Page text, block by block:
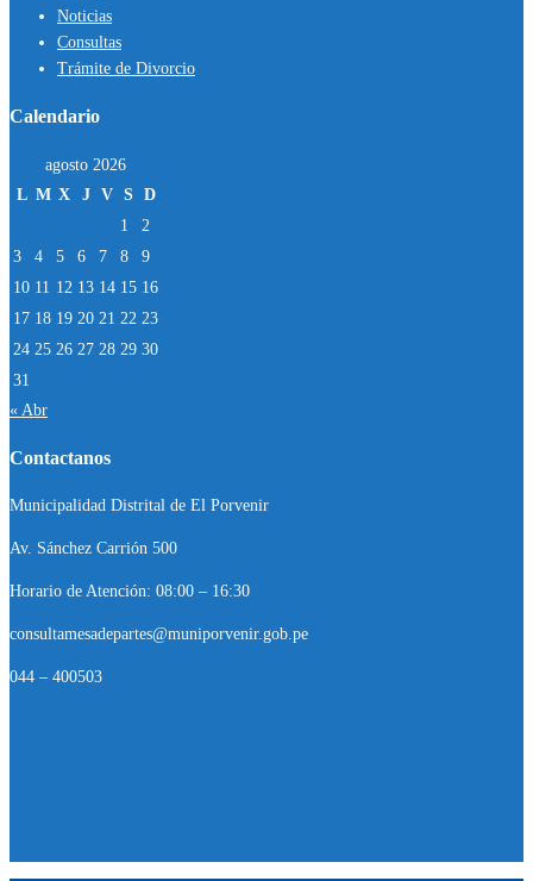
Noticias
Consultas
Trámite de Divorcio
Calendario
agosto 2026
L M X J V S D
1
2
3
4 5 6 7 8
9
10 11 12 13 14 15 16
17 18 19 20 21 22 23
24 25 26 27 28 29 30
31
« Abr
Contactanos
Municipalidad Distrital de El Porvenir
Av. Sánchez Carrión 500
Horario de Atención: 08:00 – 16:30
consultamesadepartes@muniporvenir.gob.pe
044 – 400503